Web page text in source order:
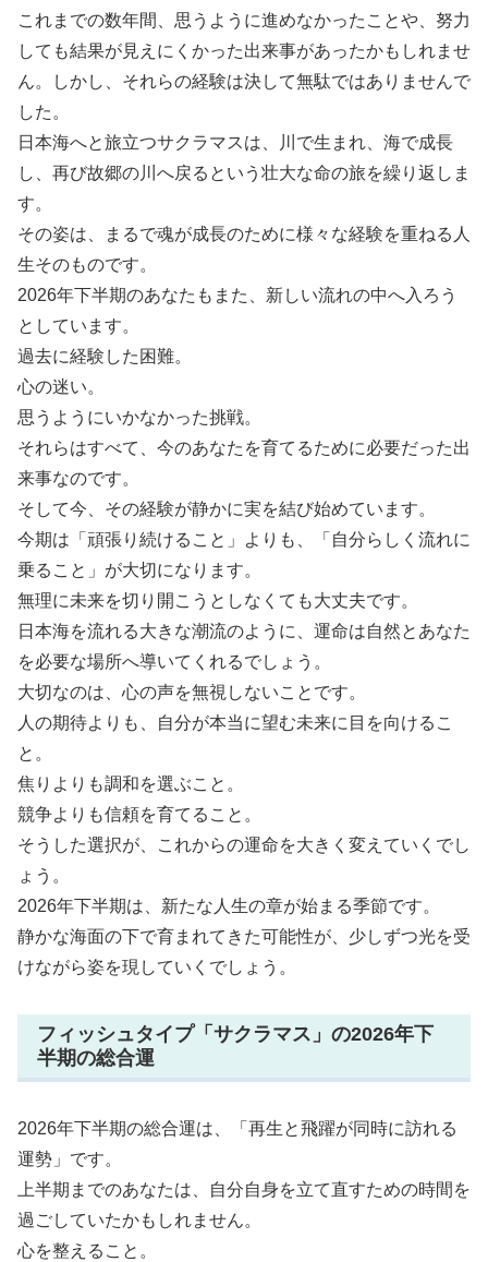
これまでの数年間、思うように進めなかったことや、努力
しても結果が見えにくかった出来事があったかもしれませ
ん。しかし、それらの経験は決して無駄ではありませんで
した。
日本海へと旅立つサクラマスは、川で生まれ、海で成長
し、再び故郷の川へ戻るという壮大な命の旅を繰り返しま
す。
その姿は、まるで魂が成長のために様々な経験を重ねる人
生そのものです。
2026年下半期のあなたもまた、新しい流れの中へ入ろう
としています。
過去に経験した困難。
心の迷い。
思うようにいかなかった挑戦。
それらはすべて、今のあなたを育てるために必要だった出
来事なのです。
そして今、その経験が静かに実を結び始めています。
今期は「頑張り続けること」よりも、「自分らしく流れに
乗ること」が大切になります。
無理に未来を切り開こうとしなくても大丈夫です。
日本海を流れる大きな潮流のように、運命は自然とあなた
を必要な場所へ導いてくれるでしょう。
大切なのは、心の声を無視しないことです。
人の期待よりも、自分が本当に望む未来に目を向けるこ
と。
焦りよりも調和を選ぶこと。
競争よりも信頼を育てること。
そうした選択が、これからの運命を大きく変えていくでし
ょう。
2026年下半期は、新たな人生の章が始まる季節です。
静かな海面の下で育まれてきた可能性が、少しずつ光を受
けながら姿を現していくでしょう。
フィッシュタイプ「サクラマス」の2026年下
半期の総合運
2026年下半期の総合運は、「再生と飛躍が同時に訪れる
運勢」です。
上半期までのあなたは、自分自身を立て直すための時間を
過ごしていたかもしれません。
心を整えること。